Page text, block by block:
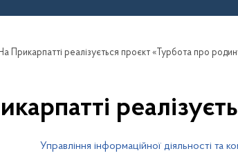
Прикарпатті реалізується проєкт «Турбота про
Управління інформаційної діяльності та